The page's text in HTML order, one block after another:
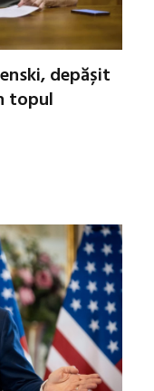
depășit
topul